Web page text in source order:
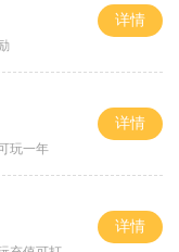
详情
玩一年
详情
详情